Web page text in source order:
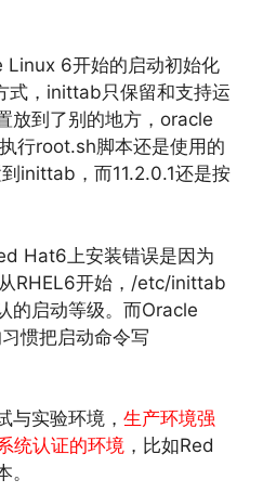
6开始的启动初始化
，inittab只保留和支持运
放到了别的地方，oracle
行root.sh脚本还是使用的
inittab，而11.2.0.1还是按
Hat6上安装错误是因为
RHEL6开始，/etc/inittab
的启动等级。而Oracle
惯把启动命令写
与实验环境， 生产环境强
统认证的环境 ，比如Red